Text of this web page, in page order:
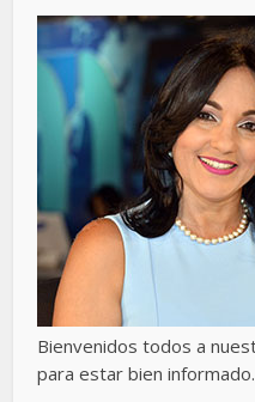
Bienvenidos todos a
para estar bien informado.